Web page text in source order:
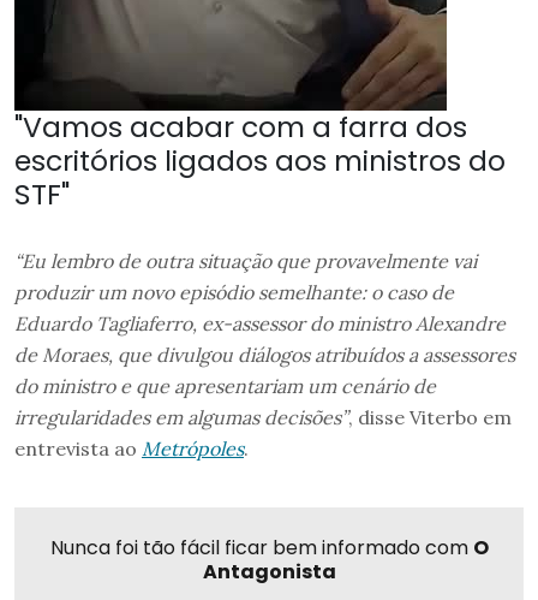
"Vamos acabar com a farra dos
escritórios ligados aos ministros do
STF"
“Eu lembro de outra situação que provavelmente vai
produzir um novo episódio semelhante: o caso de
Eduardo Tagliaferro, ex-assessor do ministro Alexandre
de Moraes, que divulgou diálogos atribuídos a assessores
do ministro e que apresentariam um cenário de
irregularidades em algumas decisões”, disse Viterbo em
entrevista ao Metrópoles.
Nunca foi tão fácil ficar bem informado com O
Antagonista